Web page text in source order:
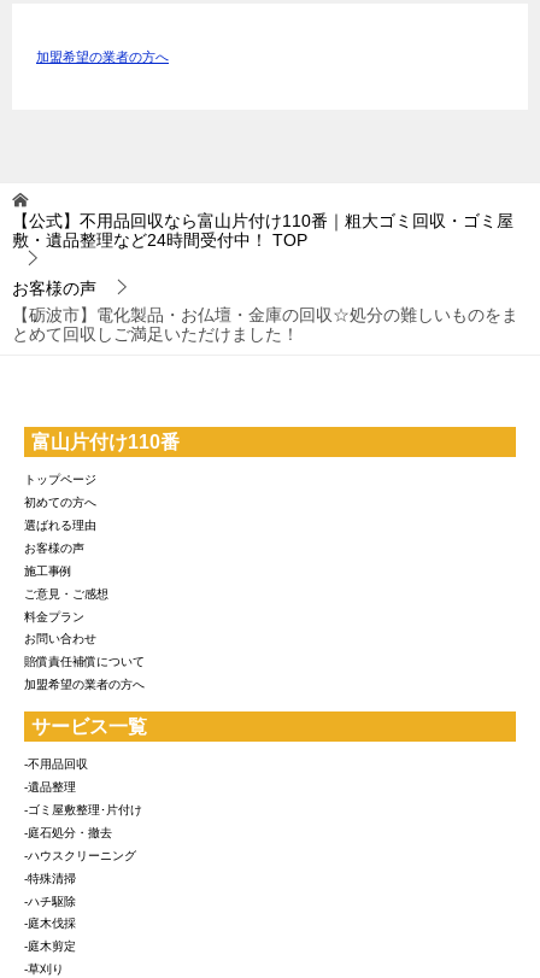
加盟希望の業者の方へ
【公式】不用品回収なら富山片付け110番｜粗大ゴミ回収・ゴミ屋
敷・遺品整理など24時間受付中！
TOP
お客様の声
【砺波市】電化製品・お仏壇・金庫の回収☆処分の難しいものをま
とめて回収しご満足いただけました！
富山片付け110番
トップページ
初めての方へ
選ばれる理由
お客様の声
施工事例
ご意見・ご感想
料金プラン
お問い合わせ
賠償責任補償について
加盟希望の業者の方へ
サービス一覧
-不用品回収
-遺品整理
-ゴミ屋敷整理･片付け
-庭石処分・撤去
-ハウスクリーニング
-特殊清掃
-ハチ駆除
-庭木伐採
-庭木剪定
-草刈り